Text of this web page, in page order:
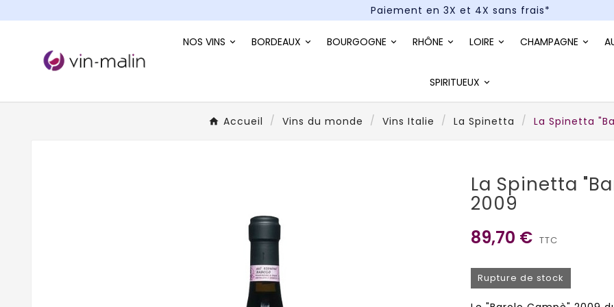
Paiement en 3X et 4X sans frais*
NOS VINS BORDEAUX BOURGOGNE RHÔNE LOIRE CHAMPAGNE
SPIRITUEUX
Accueil Vins du monde Vins Italie La Spinetta La Spinetta
La Spinetta
2009
89,70 € TTC
Rupture de stock